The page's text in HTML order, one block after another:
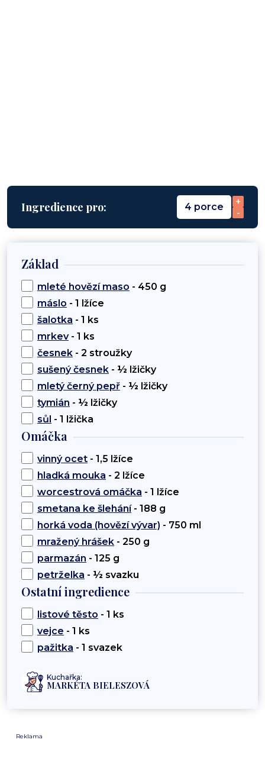
Ingredience pro: 4 porce
+
-
Základ
mleté hovězí maso - 450 g
máslo - 1 lžíce
šalotka - 1 ks
mrkev- 1 ks
česnek - 2 stroužky
sušený česnek - ½ lžičky
mletý černý pepř - ½ lžičky
tymián - ½ lžičky
sůl - 1 lžička
Omáčka
vinný ocet - 1,5 lžíce
hladká mouka - 2 lžíce
worcestrová omáčka - 1 lžíce
smetana ke šlehání- 188 g
horká voda (hovězí vývar) - 750 ml
mražený hrášek - 250 g
parmazán - 125 g
petrželka - ½ svazku
Ostatní ingredience
listové těsto - 1 ks
vejce - 1 ks
pažitka - 1 svazek
Kuchařka:
MARKÉTA BIELESZOVÁ
Reklama